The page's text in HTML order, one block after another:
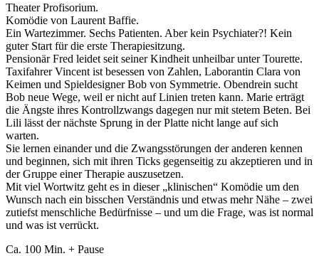
Theater Profisorium.
Komödie von Laurent Baffie.
Ein Wartezimmer. Sechs Patienten. Aber kein Psychiater?! Kein
guter Start für die erste Therapiesitzung.
Pensionär Fred leidet seit seiner Kindheit unheilbar unter Tourette.
Taxifahrer Vincent ist besessen von Zahlen, Laborantin Clara von
Keimen und Spieldesigner Bob von Symmetrie. Obendrein sucht
Bob neue Wege, weil er nicht auf Linien treten kann. Marie erträgt
die Ängste ihres Kontrollzwangs dagegen nur mit stetem Beten. Bei
Lili lässt der nächste Sprung in der Platte nicht lange auf sich
warten.
Sie lernen einander und die Zwangsstörungen der anderen kennen
und beginnen, sich mit ihren Ticks gegenseitig zu akzeptieren und in
der Gruppe einer Therapie auszusetzen.
Mit viel Wortwitz geht es in dieser „klinischen“ Komödie um den
Wunsch nach ein bisschen Verständnis und etwas mehr Nähe – zwei
zutiefst menschliche Bedürfnisse – und um die Frage, was ist normal
und was ist verrückt.
Ca. 100 Min. + Pause